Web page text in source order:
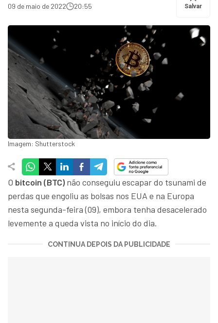
09 de maio de 2022 20:55 Salvar
Imagem: Shutterstock
O bitcoin (BTC) não conseguiu escapar do tsunami de
perdas que engoliu as bolsas nos EUA e na Europa
nesta segunda-feira (09), embora tenha desacelerado
levemente a queda vista no início do dia.
CONTINUA DEPOIS DA PUBLICIDADE